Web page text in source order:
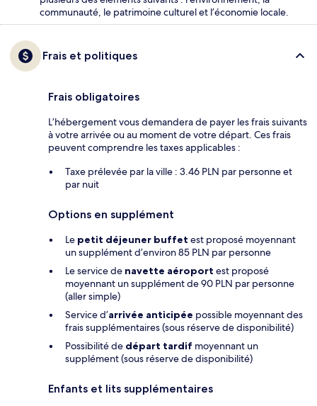
communauté, le patrimoine culturel et l’économie locale.
Frais et politiques
Frais obligatoires
L’hébergement vous demandera de payer les frais suivants
à votre arrivée ou au moment de votre départ. Ces frais
peuvent comprendre les taxes applicables :
Taxe prélevée par la ville : 3.46 PLN par personne et
par nuit
Options en supplément
Le petit déjeuner buffet est proposé moyennant
un supplément d’environ 85 PLN par personne
Le service de navette aéroport est proposé
moyennant un supplément de 90 PLN par personne
(aller simple)
Service d’arrivée anticipée possible moyennant des
frais supplémentaires (sous réserve de disponibilité)
Possibilité de départ tardif moyennant un
supplément (sous réserve de disponibilité)
Enfants et lits supplémentaires